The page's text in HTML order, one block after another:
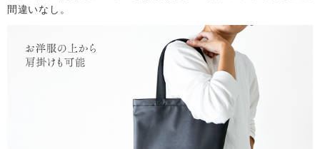
間違いなし。